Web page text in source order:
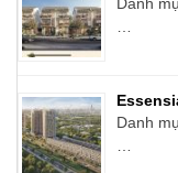
Danh
…
Danh
…